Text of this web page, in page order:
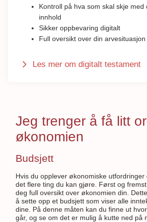
Kontroll på hva som skal skje med
innhold
Sikker oppbevaring digitalt
Full oversikt over din arvesituasjon
Les mer om digitalt testament
Jeg trenger å få litt
økonomien
Budsjett
Hvis du opplever økonomiske
det flere ting du kan gjøre. Først og
deg full oversikt over økonomien din.
å sette opp et budsjett som viser alle
dine. På denne måten kan du finne ut
går, og se om det er mulig å kutte ned på